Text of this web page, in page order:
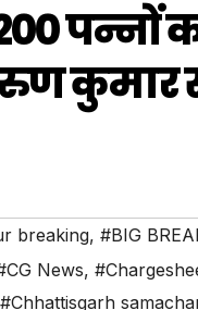
पन्नों
कुमार
breaking, #BIG
News,
#Chhattisgarh